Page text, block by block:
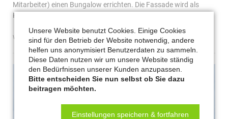
Mitarbeiter) einen Bungalow errichten. Die Fassade wird als
Kombination Holz-Putz erstellt...
weiterlesen …
bungalow
glattziegeleindeckung
Unsere Website benutzt Cookies. Einige Cookies
sind für den Betrieb der Website notwendig, andere
helfen uns anonymisiert Benutzerdaten zu sammeln.
Diese Daten nutzen wir um unsere Website ständig
den Bedürfnissen unserer Kunden anzupassen.
Bitte entscheiden Sie nun selbst ob Sie dazu
beitragen möchten.
Einstellungen speichern & fortfahren